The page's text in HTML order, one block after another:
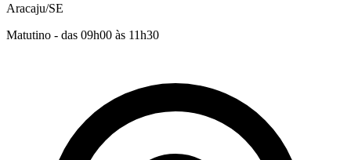
Aracaju/SE
Matutino - das 09h00 às 11h30